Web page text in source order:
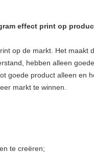
effect print op
op de markt. Het maakt
hebben alleen
goede product alleen en
markt te winnen.
te creëren;